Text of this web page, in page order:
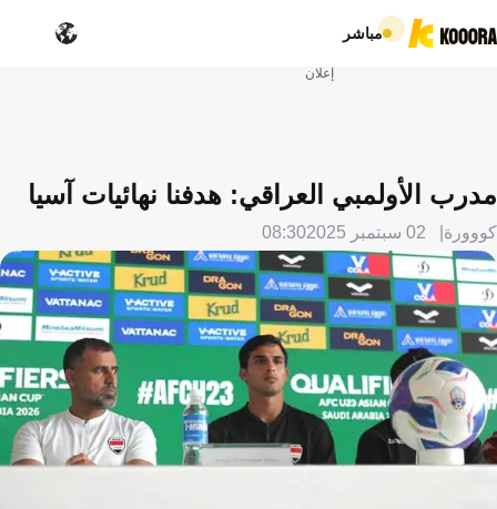
مباشر
إعلان
مدرب الأولمبي العراقي: هدفنا نهائيات آسيا
كووورة 02 سبتمبر 2025 08:30